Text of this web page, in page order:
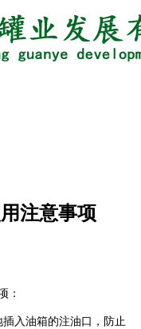
注意事项
：
入油箱的注油口，防止